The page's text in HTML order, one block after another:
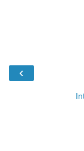
‹